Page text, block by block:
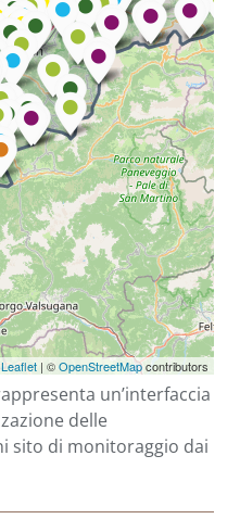
un’interfaccia
delle
sito di monitoraggio dai